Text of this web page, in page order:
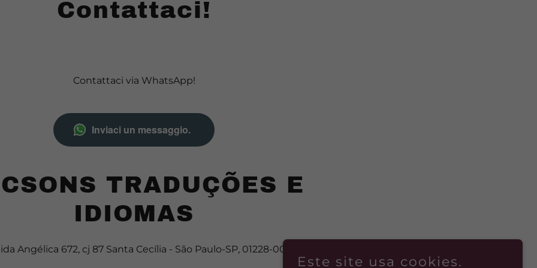
Contattaci!
Contattaci via WhatsApp!
Inviaci un messaggio.
TRADUÇÕES E
IDIOMAS
Angélica 672, cj 87 Santa Cecília - São Paulo-SP, 01228-000
Este site usa cookies.